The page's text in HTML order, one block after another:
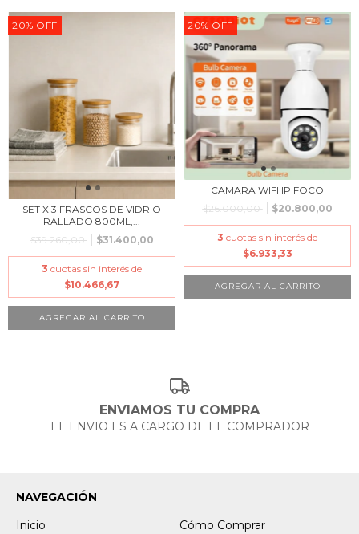
20% OFF
SET X 3 FRASCOS DE VIDRIO
RALLADO 800ML,...
$39.260,00
$31.400,00
3 cuotas sin interés de
$10.466,67
20% OFF
CAMARA WIFI IP FOCO
$26.000,00
$20.800,00
3 cuotas sin interés de
$6.933,33
ENVIAMOS TU COMPRA
EL ENVIO ES A CARGO DE EL COMPRADOR
NAVEGACIÓN
Inicio
Cómo Comprar